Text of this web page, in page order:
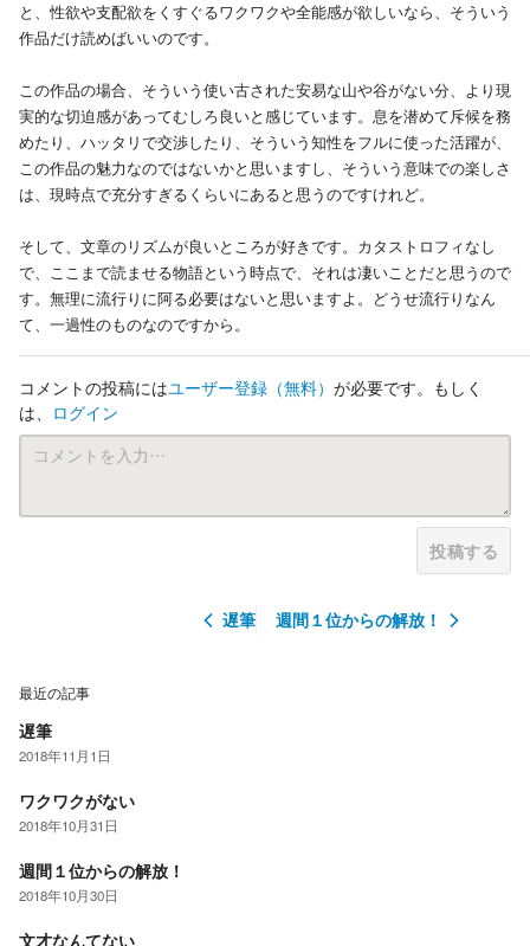
と、性欲や支配欲をくすぐるワクワクや全能感が欲しいなら、そういう
作品だけ読めばいいのです。
この作品の場合、そういう使い古された安易な山や谷がない分、より現
実的な切迫感があってむしろ良いと感じています。息を潜めて斥候を務
めたり、ハッタリで交渉したり、そういう知性をフルに使った活躍が、
この作品の魅力なのではないかと思いますし、そういう意味での楽しさ
は、現時点で充分すぎるくらいにあると思うのですけれど。
そして、文章のリズムが良いところが好きです。カタストロフィなし
で、ここまで読ませる物語という時点で、それは凄いことだと思うので
す。無理に流行りに阿る必要はないと思いますよ。どうせ流行りなん
て、一過性のものなのですから。
コメントの投稿にはユーザー登録 （無料） が必要です。もしく
は、 ログイン
投稿する
遅筆 週間１位からの解放！
最近の記事
遅筆
2018年11月1日
ワクワクがない
2018年10月31日
週間１位からの解放！
2018年10月30日
文才なんてない